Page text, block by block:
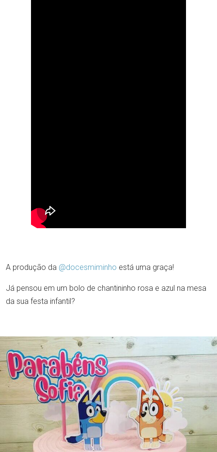
A produção da @docesmiminho está uma graça!
Já pensou em um bolo de chantininho rosa e azul na mesa
da sua festa infantil?